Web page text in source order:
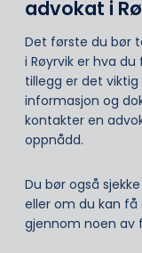
advokat i
Det første du bør
i Røyrvik er hva
tillegg er det
informasjon og
kontakter en
oppnådd.
Du bør også
eller om du kan
gjennom noen av